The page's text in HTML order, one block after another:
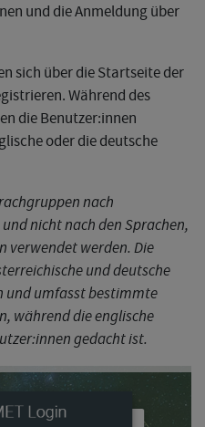
und die Anmeldung über
sich über die Startseite der
Während des
die Benutzer:innen
oder die deutsche
nach
nicht nach den Sprachen,
verwendet werden. Die
und deutsche
und umfasst bestimmte
während die englische
gedacht ist.